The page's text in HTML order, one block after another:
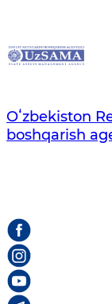
Oʻzbekiston
boshqarish